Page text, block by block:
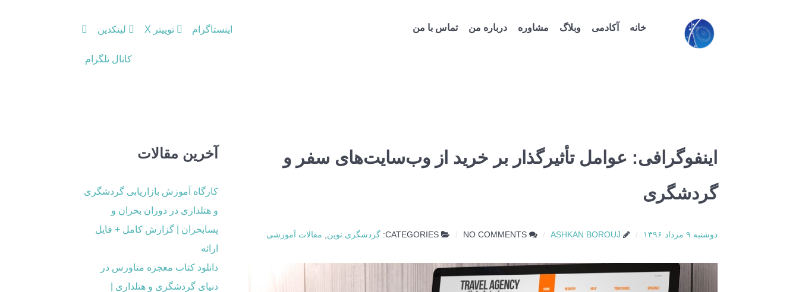
خانه آکادمی وبلاگ مشاوره درباره من تماس با من اینستاگرام توییتر X لینکدین
کانال تلگرام
اینفوگرافی: عوامل تأثیرگذار بر خرید از وب‌سایت‌های سفر و
گردشگری
دوشنبه ۹ مرداد ۱۳۹۶ ASHKAN BOROUJ
NO COMMENTS
CATEGORIES: گردشگری نوین, مقالات آموزشی
آخرین مقالات
کارگاه آموزش بازاریابی گردشگری
و هتلداری در دوران بحران و
پسابحران | گزارش کامل + فایل
ارائه
دانلود کتاب معجزه متاورس در
دنیای گردشگری و هتلداری |